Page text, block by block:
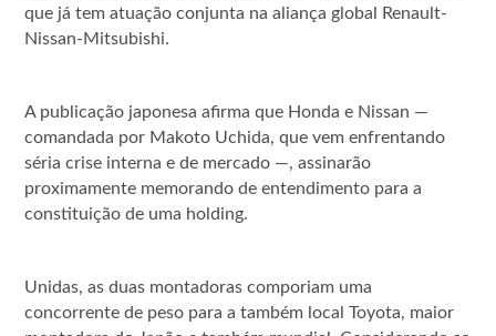
que já tem atuação conjunta na aliança global Renault-
Nissan-Mitsubishi.
A publicação japonesa afirma que Honda e Nissan —
comandada por Makoto Uchida, que vem enfrentando
séria crise interna e de mercado —, assinarão
proximamente memorando de entendimento para a
constituição de uma holding.
Unidas, as duas montadoras comporiam uma
concorrente de peso para a também local Toyota, maior